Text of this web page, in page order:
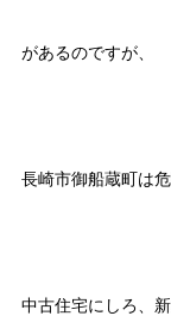
があるのですが、
長崎市御船蔵町は
中古住宅にしろ、